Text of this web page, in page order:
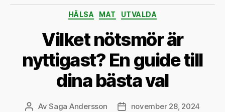
Kategorier
HÄLSA MAT UTVALDA
Vilket nötsmör är
nyttigast? En guide till
dina bästa val
Inläggsförfattare
AvSaga Andersson Inläggsdatum
november 28, 2024